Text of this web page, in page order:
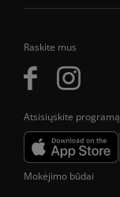
Raskite mus
Atsisiųskite programą
Mokėjimo būdai